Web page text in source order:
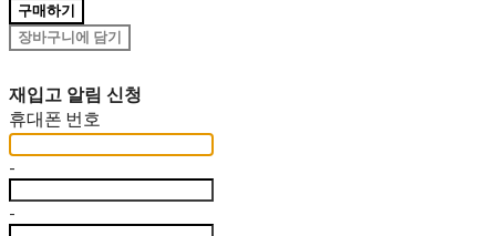
구매하기
장바구니에 담기
재입고 알림 신청
휴대폰 번호
-
-